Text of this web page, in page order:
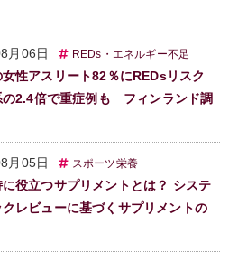
月06日 REDs・エネルギー不足
女性アスリート82％にREDsリスク
の2.4倍で重症例も フィンランド調
月05日 スポーツ栄養
役立つサプリメントとは？ システ
レビューに基づくサプリメントの